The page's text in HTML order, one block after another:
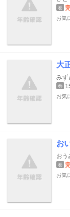
巻
お気
大
みず
巻
お気
お
おう
巻
お気